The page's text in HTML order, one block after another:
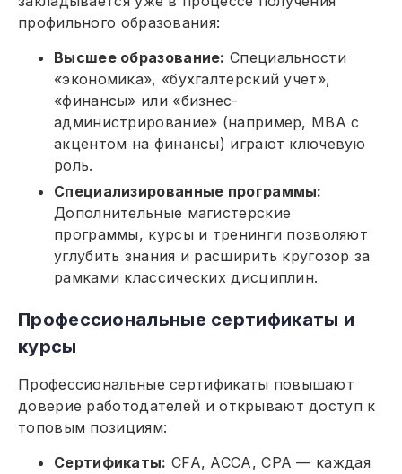
профильного образования:
Высшее образование: Специальности
«экономика», «бухгалтерский учет»,
«финансы» или «бизнес-
администрирование» (например, MBA с
акцентом на финансы) играют ключевую
роль.
Специализированные программы:
Дополнительные магистерские
программы, курсы и тренинги позволяют
углубить знания и расширить кругозор за
рамками классических дисциплин.
Профессиональные сертификаты и
курсы
Профессиональные сертификаты повышают
доверие работодателей и открывают доступ к
топовым позициям:
Сертификаты: CFA, ACCA, CPA — каждая